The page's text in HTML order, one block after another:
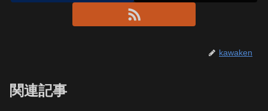
kawaken
関連記事